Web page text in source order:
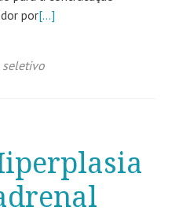
por[…]
seletivo